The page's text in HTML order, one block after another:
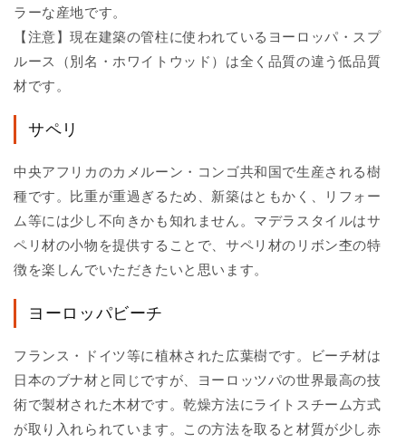
ラーな産地です。
【注意】現在建築の管柱に使われているヨーロッパ・スプ
ルース（別名・ホワイトウッド）は全く品質の違う低品質
材です。
サペリ
中央アフリカのカメルーン・コンゴ共和国で生産される樹
種です。比重が重過ぎるため、新築はともかく、リフォー
ム等には少し不向きかも知れません。マデラスタイルはサ
ペリ材の小物を提供することで、サペリ材のリボン杢の特
徴を楽しんでいただきたいと思います。
ヨーロッパビーチ
フランス・ドイツ等に植林された広葉樹です。ビーチ材は
日本のブナ材と同じですが、ヨーロッツパの世界最高の技
術で製材された木材です。乾燥方法にライトスチーム方式
が取り入れられています。この方法を取ると材質が少し赤